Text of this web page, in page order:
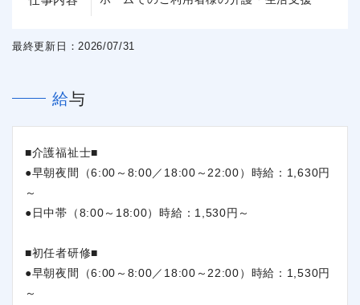
最終更新日：2026/07/31
給与
■介護福祉士■
●早朝夜間（6:00～8:00／18:00～22:00）時給：1,630円
～
●日中帯（8:00～18:00）時給：1,530円～
■初任者研修■
●早朝夜間（6:00～8:00／18:00～22:00）時給：1,530円
～